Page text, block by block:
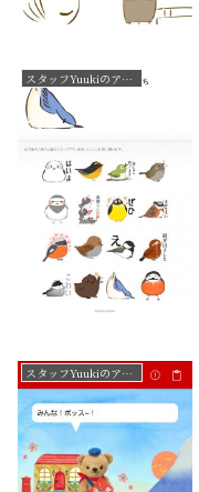
スタッフYuukiのアートたち
スタッフYuukiのアートたち